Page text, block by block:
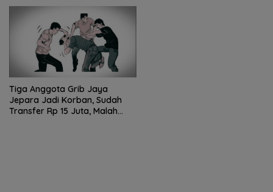
Tiga Anggota Grib Jaya
Jepara Jadi Korban, Sudah
Transfer Rp 15 Juta, Malah